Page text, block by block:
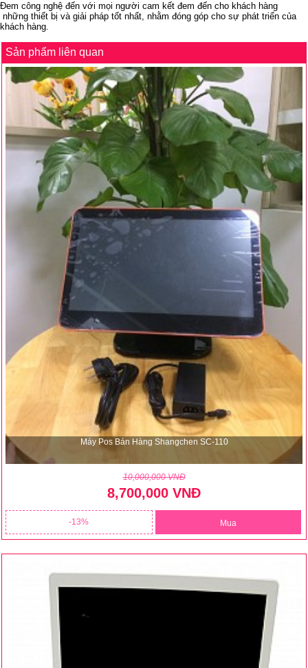
Đem công nghệ đến với mọi người cam kết đem đến cho khách hàng
những thiết bị và giải pháp tốt nhất, nhằm đóng góp cho sự phát triển của
khách hàng.
Sản phẩm liên quan
Máy Pos Bán Hàng Shangchen SC-110
10,000,000 VNĐ
8,700,000 VNĐ
13 Mua